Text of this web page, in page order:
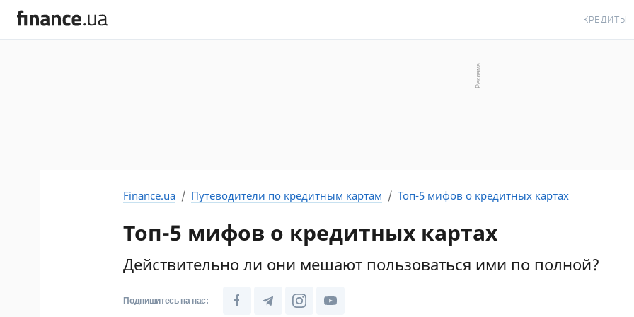
КРЕДИТЫ
Finance.ua Путеводители по кредитным картам Топ-5 мифов о кредитных картах
Топ-5 мифов о кредитных картах
Действительно ли они мешают пользоваться ими по полной?
Подпишитесь на нас: